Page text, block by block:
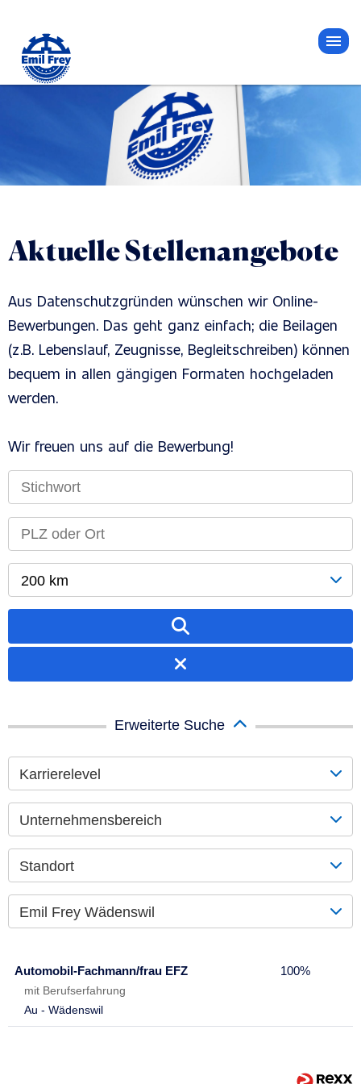
Aktuelle Stellenangebote
Aus Datenschutzgründen wünschen wir Online-
Bewerbungen. Das geht ganz einfach; die Beilagen
(z.B. Lebenslauf, Zeugnisse, Begleitschreiben) können
bequem in allen gängigen Formaten hochgeladen
werden.
Wir freuen uns auf die Bewerbung!
200 km
Erweiterte Suche
Karrierelevel
Unternehmensbereich
Standort
Emil Frey Wädenswil
Automobil-Fachmann/frau EFZ 100%
mit Berufserfahrung
Au - Wädenswil